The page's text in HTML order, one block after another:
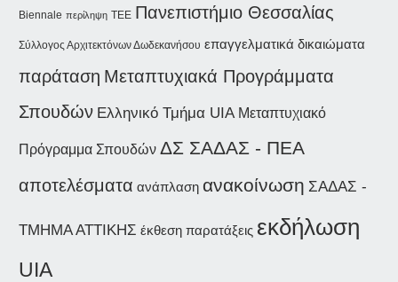
Biennale περίληψη ΤΕΕ Πανεπιστήμιο Θεσσαλίας
Σύλλογος Αρχιτεκτόνων Δωδεκανήσου επαγγελματικά δικαιώματα
παράταση Μεταπτυχιακά Προγράμματα
Σπουδών Ελληνικό Τμήμα UIA Μεταπτυχιακό
Πρόγραμμα Σπουδών ΔΣ ΣΑΔΑΣ - ΠΕΑ
αποτελέσματα ανάπλαση ανακοίνωση ΣΑΔΑΣ -
ΤΜΗΜΑ ΑΤΤΙΚΗΣ έκθεση παρατάξεις εκδήλωση
UIA